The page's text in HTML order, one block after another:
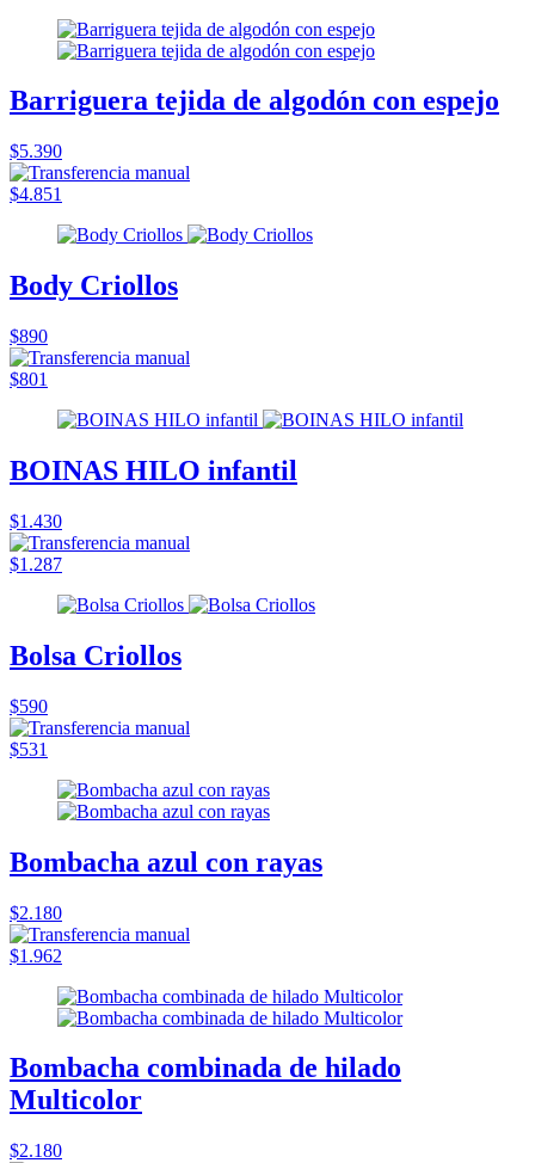
Barriguera tejida de algodón con espejo
$5.390
$4.851
Body Criollos
$890
$801
BOINAS HILO infantil
$1.430
$1.287
Bolsa Criollos
$590
$531
Bombacha azul con rayas
$2.180
$1.962
Bombacha combinada de hilado
Multicolor
$2.180